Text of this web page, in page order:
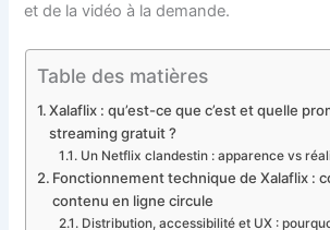
et de la vidéo à la demande.
Table des matières
Xalaflix : qu’est-ce que c’est et quelle
streaming gratuit ?
Un Netflix clandestin : apparence vs
Fonctionnement technique de Xalaflix :
contenu en ligne circule
Distribution, accessibilité et UX :